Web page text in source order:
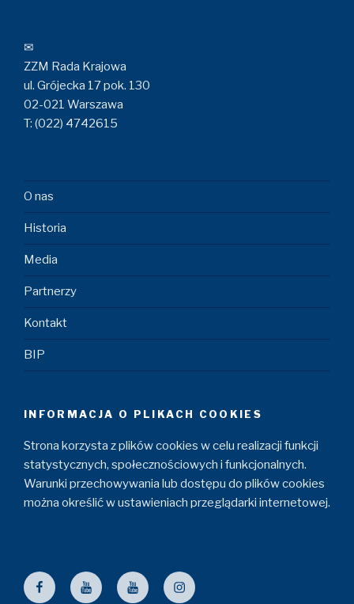
✉
ZZM Rada Krajowa
ul. Grójecka 17 pok. 130
02-021 Warszawa
T: (022) 4742615
O nas
Historia
Media
Partnerzy
Kontakt
BIP
INFORMACJA O PLIKACH COOKIES
Strona korzysta z plików cookies w celu realizacji funkcji
statystycznych, społecznościowych i funkcjonalnych.
Warunki przechowywania lub dostępu do plików cookies
można określić w ustawieniach przeglądarki internetowej.
FacebookZZM
MaszyniściInstagram